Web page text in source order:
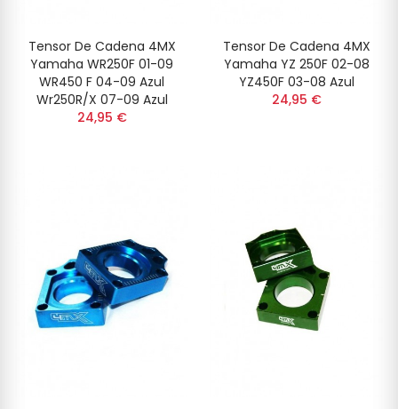
Tensor De Cadena 4MX
Yamaha WR250F 01-09
WR450 F 04-09 Azul
Wr250R/X 07-09 Azul
24,95 €
Tensor De Cadena 4MX
Yamaha YZ 250F 02-08
YZ450F 03-08 Azul
24,95 €